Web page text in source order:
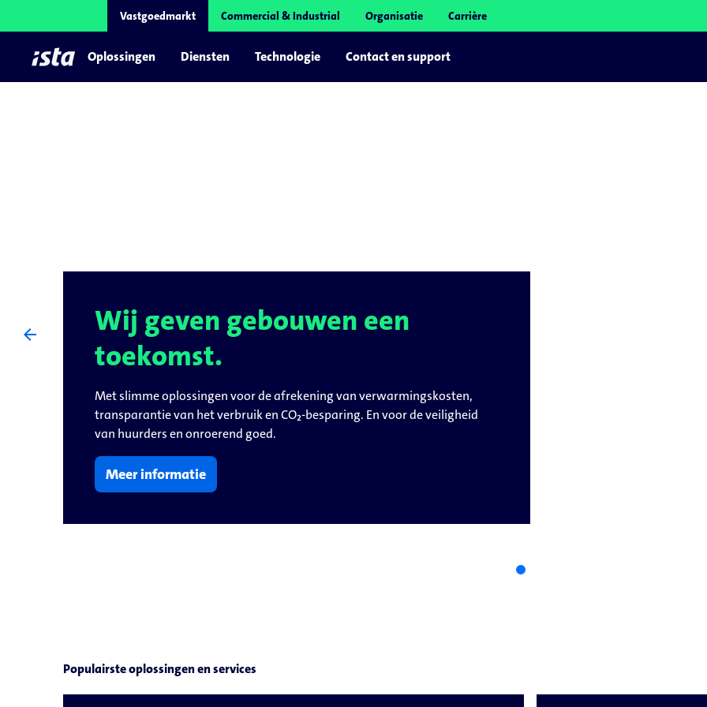
Vastgoedmarkt Commercial & Industrial Organisatie Carrière
Oplossingen Diensten Technologie Contact en support
arrow_back
Duurzaam beheer steeds
belangrijker.
Volledige ontzorging in beheer, klantcontact en de technische en
financiële processen. istaDES staat voor vakkundig beheer van uw
(duurzame) energie-installatie.
Meer informatie
Populairste oplossingen en services